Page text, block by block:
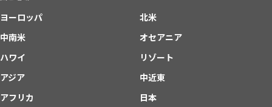
ヨーロッパ
北米
中南米
オセアニア
ハワイ
リゾート
アジア
中近東
アフリカ
日本